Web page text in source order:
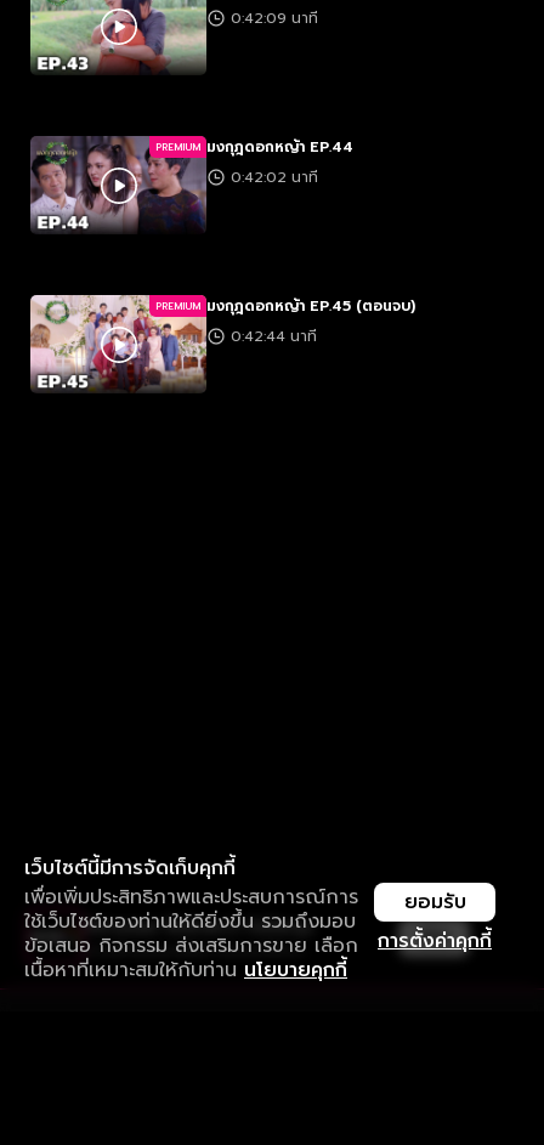
0:42:09 นาที
PREMIUM มงกุฎดอกหญ้า EP.44
0:42:02 นาที
PREMIUM มงกุฎดอกหญ้า EP.45 (ตอนจบ)
0:42:44 นาที
เว็บไซต์นี้มีการจัดเก็บคุกกี้
เพื่อเพิ่มประสิทธิภาพและประสบการณ์การ
ใช้เว็บไซต์ของท่านให้ดียิ่งขึ้น รวมถึงมอบ
ข้อเสนอ กิจกรรม ส่งเสริมการขาย เลือก
เนื้อหาที่เหมาะสมให้กับท่าน นโยบายคุกกี้
การตั้งค่าคุกกี้
ยอมรับ
ใช้งานแอป ลื่นไหลกว่า ไม่มีสะดุด
ดาวน์โหลดแอปเพื่อการรับชมที่ดีกว่า เปิด